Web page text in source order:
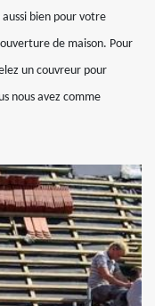
bien pour votre
de maison. Pour
un couvreur pour
nous avez comme